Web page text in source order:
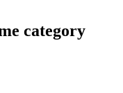
category